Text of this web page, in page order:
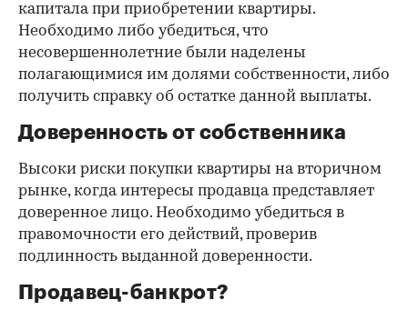
капитала при приобретении квартиры.
Необходимо либо убедиться, что
несовершеннолетние были наделены
полагающимися им долями собственности, либо
получить справку об остатке данной выплаты.
Доверенность от собственника
Высоки риски покупки квартиры на вторичном
рынке, когда интересы продавца представляет
доверенное лицо. Необходимо убедиться в
правомочности его действий, проверив
подлинность выданной доверенности.
Продавец-банкрот?